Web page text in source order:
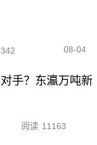
08-04
手？东瀛万吨新
阅读 11163